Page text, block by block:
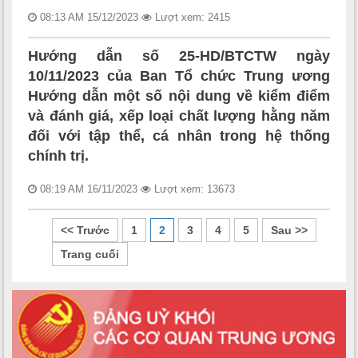
08:13 AM 15/12/2023 Lượt xem: 2415
Hướng dẫn số 25-HD/BTCTW ngày
10/11/2023 của Ban Tổ chức Trung ương
Hướng dẫn một số nội dung về kiểm điểm
và đánh giá, xếp loại chất lượng hằng năm
đối với tập thể, cá nhân trong hệ thống
chính trị.
08:19 AM 16/11/2023 Lượt xem: 13673
<< Trước 1 2 3 4 5
Sau >>
Trang cuối